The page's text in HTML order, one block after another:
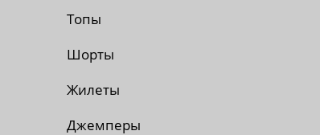
Топы
Шорты
Жилеты
Джемперы